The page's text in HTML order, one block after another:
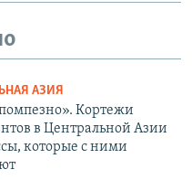
АЗИЯ
Кортежи
в Центральной Азии
которые с ними